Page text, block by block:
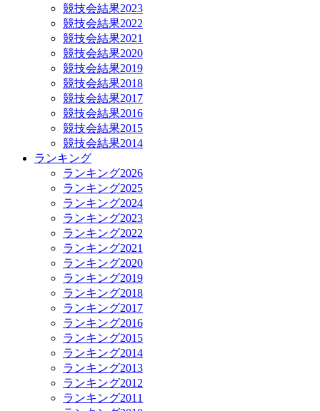
競技会結果2023
競技会結果2022
競技会結果2021
競技会結果2020
競技会結果2019
競技会結果2018
競技会結果2017
競技会結果2016
競技会結果2015
競技会結果2014
ランキング
ランキング2026
ランキング2025
ランキング2024
ランキング2023
ランキング2022
ランキング2021
ランキング2020
ランキング2019
ランキング2018
ランキング2017
ランキング2016
ランキング2015
ランキング2014
ランキング2013
ランキング2012
ランキング2011